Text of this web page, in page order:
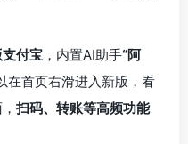
付宝 ，内置AI助手“阿
在首页右滑进入新版，看
扫码、转账等高频功能